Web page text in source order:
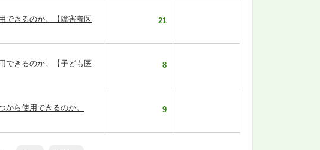
できるのか。【障害者医
21
できるのか。【子ども医
8
ら使用できるのか。
9